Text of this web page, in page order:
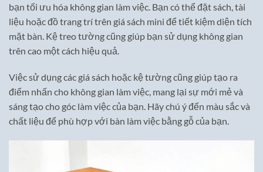
bạn tối ưu hóa không gian làm việc. Bạn có thể đặt sách, tài
liệu hoặc đồ trang trí trên giá sách mini để tiết kiệm diện tích
mặt bàn. Kệ treo tường cũng giúp bạn sử dụng không gian
trên cao một cách hiệu quả.
Việc sử dụng các giá sách hoặc kệ tường cũng giúp tạo ra
điểm nhấn cho không gian làm việc, mang lại sự mới mẻ và
sáng tạo cho góc làm việc của bạn. Hãy chú ý đến màu sắc và
chất liệu để phù hợp với bàn làm việc bằng gỗ của bạn.